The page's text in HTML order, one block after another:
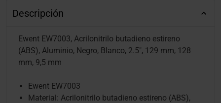
Descripción
Ewent EW7003, Acrilonitrilo butadieno estireno
(ABS), Aluminio, Negro, Blanco, 2.5", 129 mm, 128
mm, 9,5 mm
Ewent EW7003
Material: Acrilonitrilo butadieno estireno (ABS),